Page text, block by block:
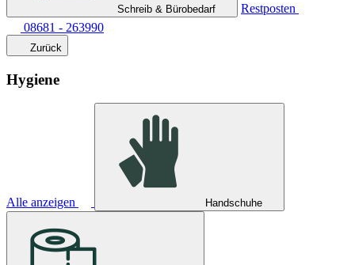
Schreib & Bürobedarf
Restposten
08681 - 263990
Zurück
Hygiene
Alle anzeigen Handschuhe